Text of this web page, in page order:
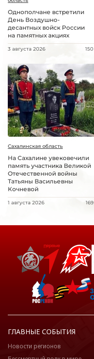
Однополчане встретили
День Воздушно-
десантных войск России
на памятных акциях
3 августа 2026 150
Сахалинская область
На Сахалине увековечили
память участника Великой
Отечественной войны
Татьяны Васильевны
Кочневой
1 августа 2026 169
ГЛАВНЫЕ СОБЫТИЯ
Новости регионов